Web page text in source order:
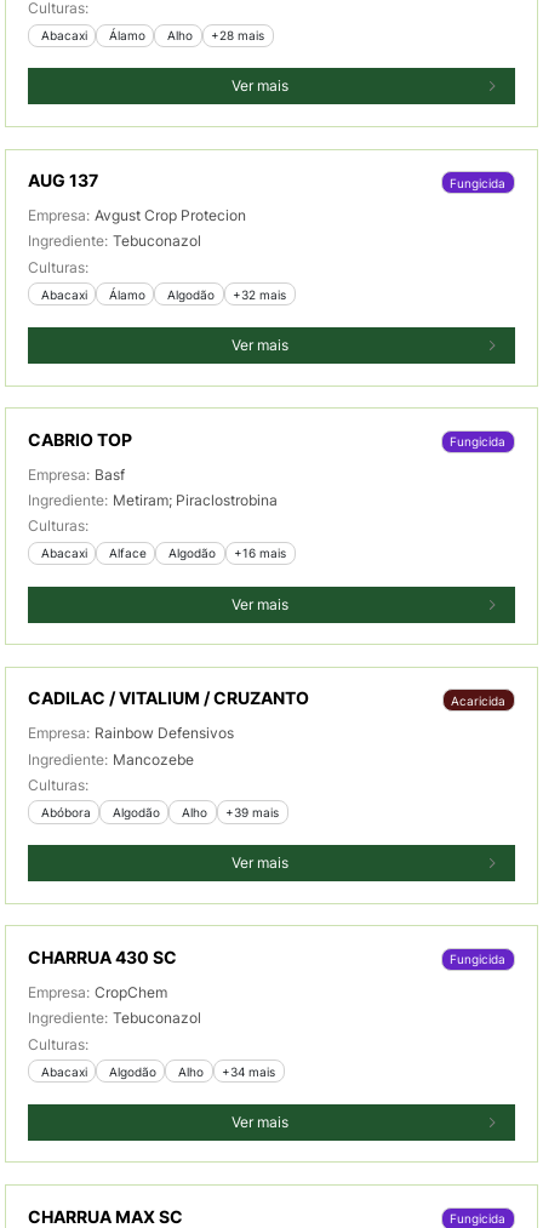
Culturas:
Abacaxi Álamo Alho +28 mais
Ver mais
AUG 137 Fungicida
Empresa: Avgust Crop Protecion
Ingrediente: Tebuconazol
Culturas:
Abacaxi Álamo Algodão +32 mais
Ver mais
CABRIO TOP Fungicida
Empresa: Basf
Ingrediente: Metiram; Piraclostrobina
Culturas:
Abacaxi Alface Algodão +16 mais
Ver mais
CADILAC / VITALIUM / CRUZANTO Acaricida
Empresa: Rainbow Defensivos
Ingrediente: Mancozebe
Culturas:
Abóbora Algodão Alho +39 mais
Ver mais
CHARRUA 430 SC Fungicida
Empresa: CropChem
Ingrediente: Tebuconazol
Culturas:
Abacaxi Algodão Alho +34 mais
Ver mais
CHARRUA MAX SC Fungicida